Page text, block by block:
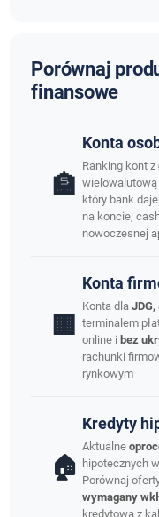
Porównaj
finansowe
🏦
Konta
Ranking kont z
który bank
na koncie,
nowoczesnej
🏢
Konta
Konta dla
terminalem
online i bez
rachunki
rynkowym
🏠
Kredyty
Aktualne
hipotecznych
Porównaj
wymagany
kredytową z